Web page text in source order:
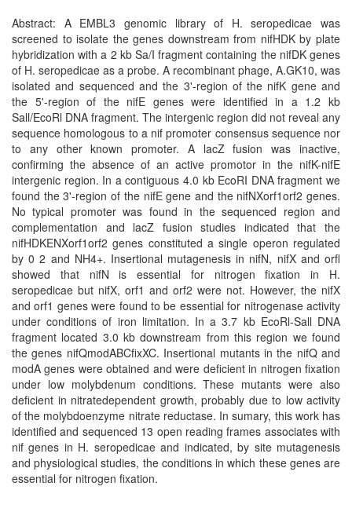
Abstract: A EMBL3 genomic library of H. seropedicae was
screened to isolate the genes downstream from nifHDK by plate
hybridization with a 2 kb Sa/I fragment containing the nifDK genes
of H. seropedicae as a probe. A recombinant phage, A.GK10, was
isolated and sequenced and the 3'-region of the nifK gene and
the 5'-region of the nifE genes were identified in a 1.2 kb
Sall/EcoRl DNA fragment. The intergenic region did not reveal any
sequence homologous to a nif promoter consensus sequence nor
to any other known promoter. A lacZ fusion was inactive,
confirming the absence of an active promotor in the nifK-nifE
intergenic region. In a contiguous 4.0 kb EcoRI DNA fragment we
found the 3'-region of the nifE gene and the nifNXorf1orf2 genes.
No typical promoter was found in the sequenced region and
complementation and lacZ fusion studies indicated that the
nifHDKENXorf1orf2 genes constituted a single operon regulated
by 0 2 and NH4+. Insertional mutagenesis in nifN, nifX and orfl
showed that nifN is essential for nitrogen fixation in H.
seropedicae but nifX, orf1 and orf2 were not. However, the nifX
and orf1 genes were found to be essential for nitrogenase activity
under conditions of iron limitation. In a 3.7 kb EcoRl-Sall DNA
fragment located 3.0 kb downstream from this region we found
the genes nifQmodABCfixXC. Insertional mutants in the nifQ and
modA genes were obtained and were deficient in nitrogen fixation
under low molybdenum conditions. These mutants were also
deficient in nitratedependent growth, probably due to low activity
of the molybdoenzyme nitrate reductase. In sumary, this work has
identified and sequenced 13 open reading frames associates with
nif genes in H. seropedicae and indicated, by site mutagenesis
and physiological studies, the conditions in which these genes are
essential for nitrogen fixation.